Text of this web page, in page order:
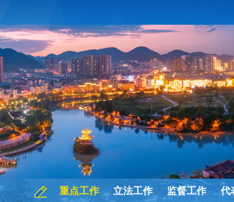
重点工作 立法工作 监督工作
代